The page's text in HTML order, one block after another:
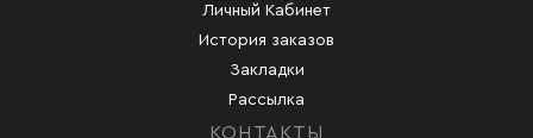
Личный Кабинет
История заказов
Закладки
Рассылка
КОНТАКТЫ